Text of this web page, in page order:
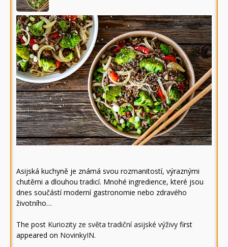
Asijská kuchyně je známá svou rozmanitostí, výraznými
chutěmi a dlouhou tradicí. Mnohé ingredience, které jsou
dnes součástí moderní gastronomie nebo zdravého
životního…
The post Kuriozity ze světa tradiční asijské výživy first
appeared on NovinkyIN.